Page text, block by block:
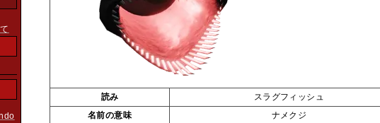
読み
スラグフィッシュ
名前の意味
ナメクジ